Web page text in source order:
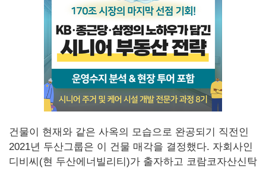
건물이 현재와 같은 사옥의 모습으로 완공되기 직전인
2021년 두산그룹은 이 건물 매각을 결정했다. 자회사인
디비씨(현 두산에너빌리티)가 출자하고 코람코자산신탁